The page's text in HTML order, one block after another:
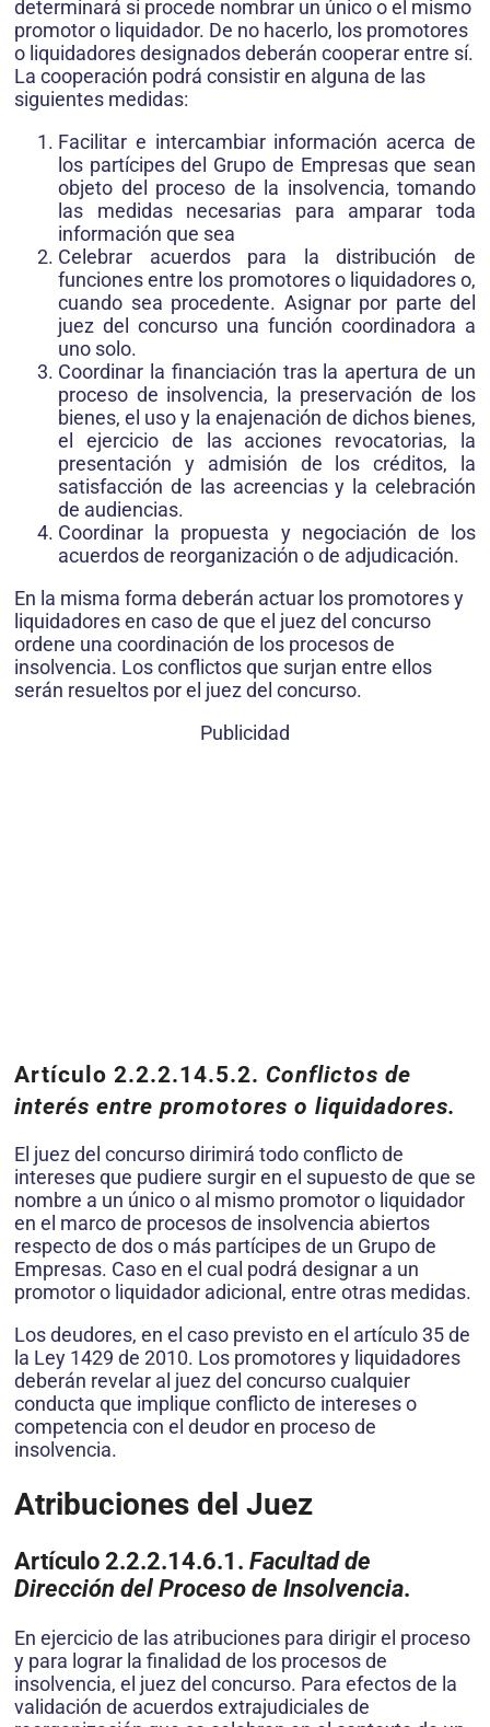
determinará si procede nombrar un único o el mismo
promotor o liquidador. De no hacerlo, los promotores
o liquidadores designados deberán cooperar entre sí.
La cooperación podrá consistir en alguna de las
siguientes medidas:
Facilitar e intercambiar información acerca de
los partícipes del Grupo de Empresas que sean
objeto del proceso de la insolvencia, tomando
las medidas necesarias para amparar toda
información que sea
Celebrar acuerdos para la distribución de
funciones entre los promotores o liquidadores o,
cuando sea procedente. Asignar por parte del
juez del concurso una función coordinadora a
uno solo.
Coordinar la financiación tras la apertura de un
proceso de insolvencia, la preservación de los
bienes, el uso y la enajenación de dichos bienes,
el ejercicio de las acciones revocatorias, la
presentación y admisión de los créditos, la
satisfacción de las acreencias y la celebración
de audiencias.
Coordinar la propuesta y negociación de los
acuerdos de reorganización o de adjudicación.
En la misma forma deberán actuar los promotores y
liquidadores en caso de que el juez del concurso
ordene una coordinación de los procesos de
insolvencia. Los conflictos que surjan entre ellos
serán resueltos por el juez del concurso.
Publicidad
Artículo 2.2.2.14.5.2. Conflictos de
interés entre promotores o liquidadores.
El juez del concurso dirimirá todo conflicto de
intereses que pudiere surgir en el supuesto de que se
nombre a un único o al mismo promotor o liquidador
en el marco de procesos de insolvencia abiertos
respecto de dos o más partícipes de un Grupo de
Empresas. Caso en el cual podrá designar a un
promotor o liquidador adicional, entre otras medidas.
Los deudores, en el caso previsto en el artículo 35 de
la Ley 1429 de 2010. Los promotores y liquidadores
deberán revelar al juez del concurso cualquier
conducta que implique conflicto de intereses o
competencia con el deudor en proceso de
insolvencia.
Atribuciones del Juez
Artículo 2.2.2.14.6.1. Facultad de
Dirección del Proceso de Insolvencia.
En ejercicio de las atribuciones para dirigir el proceso
y para lograr la finalidad de los procesos de
insolvencia, el juez del concurso. Para efectos de la
validación de acuerdos extrajudiciales de